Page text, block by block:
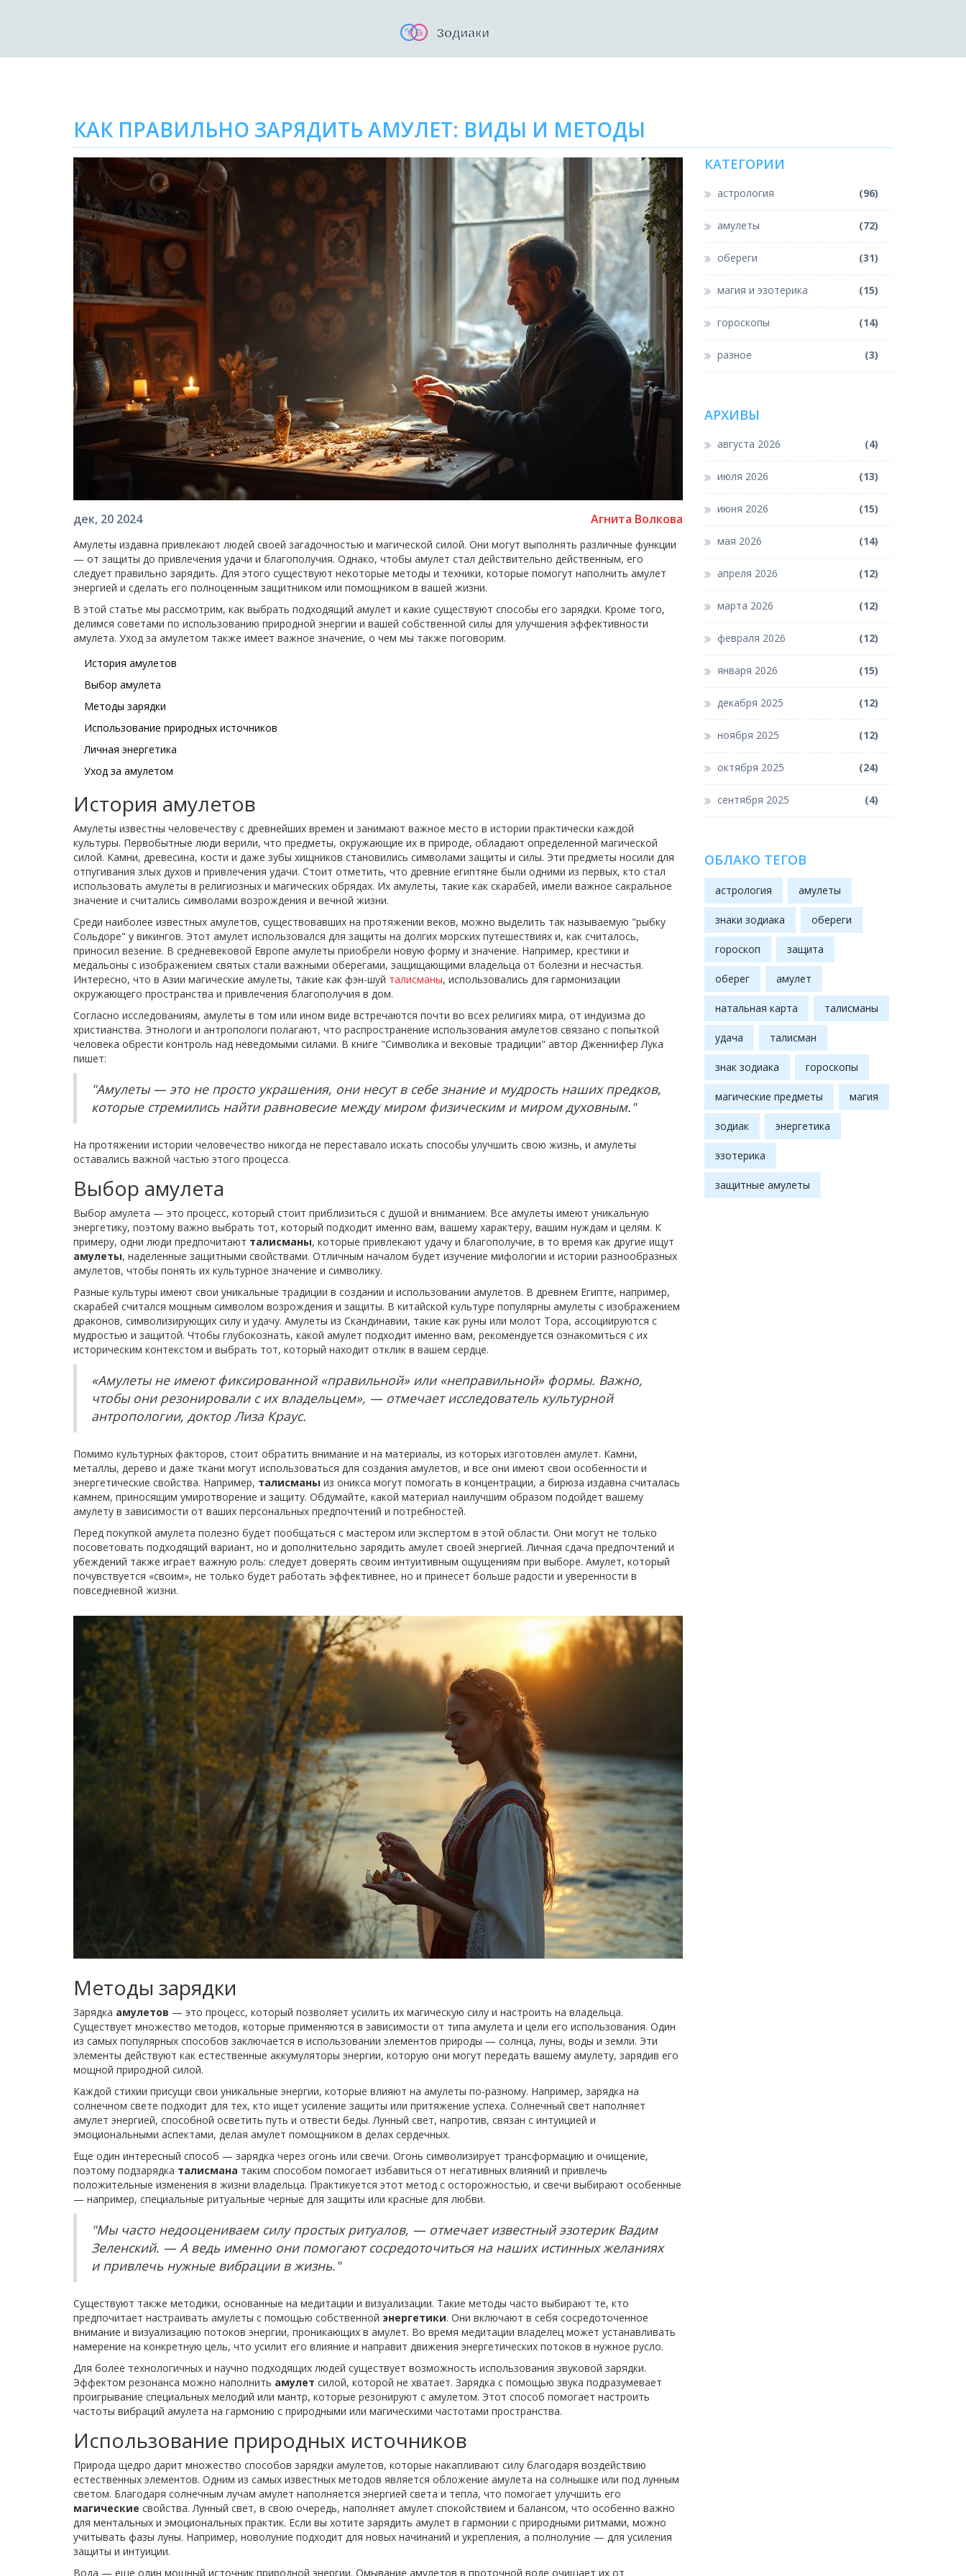
КАК ПРАВИЛЬНО ЗАРЯДИТЬ АМУЛЕТ: ВИДЫ И МЕТОДЫ
дек, 20 2024 Агнита Волкова
Амулеты издавна привлекают людей своей загадочностью и магической силой. Они могут выполнять различные функции
— от защиты до привлечения удачи и благополучия. Однако, чтобы амулет стал действительно действенным, его
следует правильно зарядить. Для этого существуют некоторые методы и техники, которые помогут наполнить амулет
энергией и сделать его полноценным защитником или помощником в вашей жизни.
В этой статье мы рассмотрим, как выбрать подходящий амулет и какие существуют способы его зарядки. Кроме того,
делимся советами по использованию природной энергии и вашей собственной силы для улучшения эффективности
амулета. Уход за амулетом также имеет важное значение, о чем мы также поговорим.
История амулетов
Выбор амулета
Методы зарядки
Использование природных источников
Личная энергетика
Уход за амулетом
История амулетов
Амулеты известны человечеству с древнейших времен и занимают важное место в истории практически каждой
культуры. Первобытные люди верили, что предметы, окружающие их в природе, обладают определенной магической
силой. Камни, древесина, кости и даже зубы хищников становились символами защиты и силы. Эти предметы носили для
отпугивания злых духов и привлечения удачи. Стоит отметить, что древние египтяне были одними из первых, кто стал
использовать амулеты в религиозных и магических обрядах. Их амулеты, такие как скарабей, имели важное сакральное
значение и считались символами возрождения и вечной жизни.
Среди наиболее известных амулетов, существовавших на протяжении веков, можно выделить так называемую "рыбку
Сольдоре" у викингов. Этот амулет использовался для защиты на долгих морских путешествиях и, как считалось,
приносил везение. В средневековой Европе амулеты приобрели новую форму и значение. Например, крестики и
медальоны с изображением святых стали важными оберегами, защищающими владельца от болезни и несчастья.
Интересно, что в Азии магические амулеты, такие как фэн-шуй талисманы, использовались для гармонизации
окружающего пространства и привлечения благополучия в дом.
Согласно исследованиям, амулеты в том или ином виде встречаются почти во всех религиях мира, от индуизма до
христианства. Этнологи и антропологи полагают, что распространение использования амулетов связано с попыткой
человека обрести контроль над неведомыми силами. В книге "Символика и вековые традиции" автор Дженнифер Лука
пишет:
"Амулеты — это не просто украшения, они несут в себе знание и мудрость наших предков,
которые стремились найти равновесие между миром физическим и миром духовным."
На протяжении истории человечество никогда не переставало искать способы улучшить свою жизнь, и амулеты
оставались важной частью этого процесса.
Выбор амулета
Выбор амулета — это процесс, который стоит приблизиться с душой и вниманием. Все амулеты имеют уникальную
энергетику, поэтому важно выбрать тот, который подходит именно вам, вашему характеру, вашим нуждам и целям. К
примеру, одни люди предпочитают талисманы, которые привлекают удачу и благополучие, в то время как другие ищут
амулеты, наделенные защитными свойствами. Отличным началом будет изучение мифологии и истории разнообразных
амулетов, чтобы понять их культурное значение и символику.
Разные культуры имеют свои уникальные традиции в создании и использовании амулетов. В древнем Египте, например,
скарабей считался мощным символом возрождения и защиты. В китайской культуре популярны амулеты с изображением
драконов, символизирующих силу и удачу. Амулеты из Скандинавии, такие как руны или молот Тора, ассоциируются с
мудростью и защитой. Чтобы глубокознать, какой амулет подходит именно вам, рекомендуется ознакомиться с их
историческим контекстом и выбрать тот, который находит отклик в вашем сердце.
«Амулеты не имеют фиксированной «правильной» или «неправильной» формы. Важно,
чтобы они резонировали с их владельцем», — отмечает исследователь культурной
антропологии, доктор Лиза Краус.
Помимо культурных факторов, стоит обратить внимание и на материалы, из которых изготовлен амулет. Камни,
металлы, дерево и даже ткани могут использоваться для создания амулетов, и все они имеют свои особенности и
энергетические свойства. Например, талисманы из оникса могут помогать в концентрации, а бирюза издавна считалась
камнем, приносящим умиротворение и защиту. Обдумайте, какой материал наилучшим образом подойдет вашему
амулету в зависимости от ваших персональных предпочтений и потребностей.
Перед покупкой амулета полезно будет пообщаться с мастером или экспертом в этой области. Они могут не только
посоветовать подходящий вариант, но и дополнительно зарядить амулет своей энергией. Личная сдача предпочтений и
убеждений также играет важную роль: следует доверять своим интуитивным ощущениям при выборе. Амулет, который
почувствуется «своим», не только будет работать эффективнее, но и принесет больше радости и уверенности в
повседневной жизни.
Методы зарядки
Зарядка амулетов — это процесс, который позволяет усилить их магическую силу и настроить на владельца.
Существует множество методов, которые применяются в зависимости от типа амулета и цели его использования. Один
из самых популярных способов заключается в использовании элементов природы — солнца, луны, воды и земли. Эти
элементы действуют как естественные аккумуляторы энергии, которую они могут передать вашему амулету, зарядив его
мощной природной силой.
Каждой стихии присущи свои уникальные энергии, которые влияют на амулеты по-разному. Например, зарядка на
солнечном свете подходит для тех, кто ищет усиление защиты или притяжение успеха. Солнечный свет наполняет
амулет энергией, способной осветить путь и отвести беды. Лунный свет, напротив, связан с интуицией и
эмоциональными аспектами, делая амулет помощником в делах сердечных.
Еще один интересный способ — зарядка через огонь или свечи. Огонь символизирует трансформацию и очищение,
поэтому подзарядка талисмана таким способом помогает избавиться от негативных влияний и привлечь
положительные изменения в жизни владельца. Практикуется этот метод с осторожностью, и свечи выбирают особенные
— например, специальные ритуальные черные для защиты или красные для любви.
"Мы часто недооцениваем силу простых ритуалов, — отмечает известный эзотерик Вадим
Зеленский. — А ведь именно они помогают сосредоточиться на наших истинных желаниях
и привлечь нужные вибрации в жизнь."
Существуют также методики, основанные на медитации и визуализации. Такие методы часто выбирают те, кто
предпочитает настраивать амулеты с помощью собственной энергетики. Они включают в себя сосредоточенное
внимание и визуализацию потоков энергии, проникающих в амулет. Во время медитации владелец может устанавливать
намерение на конкретную цель, что усилит его влияние и направит движения энергетических потоков в нужное русло.
Для более технологичных и научно подходящих людей существует возможность использования звуковой зарядки.
Эффектом резонанса можно наполнить амулет силой, которой не хватает. Зарядка с помощью звука подразумевает
проигрывание специальных мелодий или мантр, которые резонируют с амулетом. Этот способ помогает настроить
частоты вибраций амулета на гармонию с природными или магическими частотами пространства.
Использование природных источников
Природа щедро дарит множество способов зарядки амулетов, которые накапливают силу благодаря воздействию
естественных элементов. Одним из самых известных методов является обложение амулета на солнышке или под лунным
светом. Благодаря солнечным лучам амулет наполняется энергией света и тепла, что помогает улучшить его
магические свойства. Лунный свет, в свою очередь, наполняет амулет спокойствием и балансом, что особенно важно
для ментальных и эмоциональных практик. Если вы хотите зарядить амулет в гармонии с природными ритмами, можно
учитывать фазы луны. Например, новолуние подходит для новых начинаний и укрепления, а полнолуние — для усиления
защиты и интуиции.
Вода — еще один мощный источник природной энергии. Омывание амулетов в проточной воде очищает их от
КАТЕГОРИИ
астрология (96)
амулеты (72)
обереги (31)
магия и эзотерика (15)
гороскопы (14)
разное (3)
АРХИВЫ
августа 2026 (4)
июля 2026 (13)
июня 2026 (15)
мая 2026 (14)
апреля 2026 (12)
марта 2026 (12)
февраля 2026 (12)
января 2026 (15)
декабря 2025 (12)
ноября 2025 (12)
октября 2025 (24)
сентября 2025 (4)
ОБЛАКО ТЕГОВ
астрология амулеты
знаки зодиака обереги
гороскоп защита
оберег амулет
натальная карта талисманы
удача талисман
знак зодиака гороскопы
магические предметы магия
зодиак энергетика
эзотерика
защитные амулеты